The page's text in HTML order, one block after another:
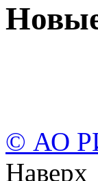
© АО
Наверх